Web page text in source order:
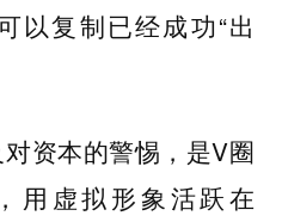
以复制已经成功“出
资本的警惕，是V圈
，用虚拟形象活跃在